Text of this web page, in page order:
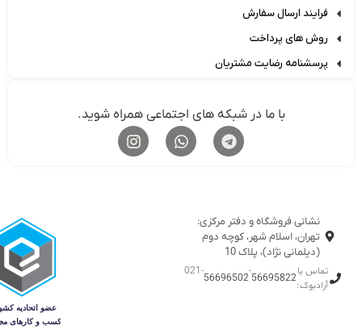
فرایند ارسال سفارش
روش های پرداخت
پرسشنامه رضایت مشتریان
با ما در شبکه های اجتماعی همراه شوید.
نشانی فروشگاه و دفتر مرکزی:
تهران، اسلام شهر، کوچه دوم
(دیلمانی نژاد)، پلاک 10
تماس با
آرادبوک:
56695822
-
56696502
-021